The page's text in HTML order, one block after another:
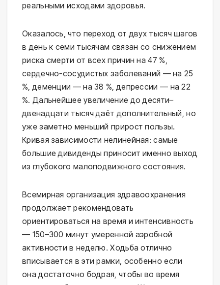
реальными исходами здоровья.
Оказалось, что переход от двух тысяч шагов
в день к семи тысячам связан со снижением
риска смерти от всех причин на 47 %,
сердечно-сосудистых заболеваний — на 25
%, деменции — на 38 %, депрессии — на 22
%. Дальнейшее увеличение до десяти–
двенадцати тысяч даёт дополнительный, но
уже заметно меньший прирост пользы.
Кривая зависимости нелинейная: самые
большие дивиденды приносит именно выход
из глубокого малоподвижного состояния.
Всемирная организация здравоохранения
продолжает рекомендовать
ориентироваться на время и интенсивность
— 150–300 минут умеренной аэробной
активности в неделю. Ходьба отлично
вписывается в эти рамки, особенно если
она достаточно бодрая, чтобы во время